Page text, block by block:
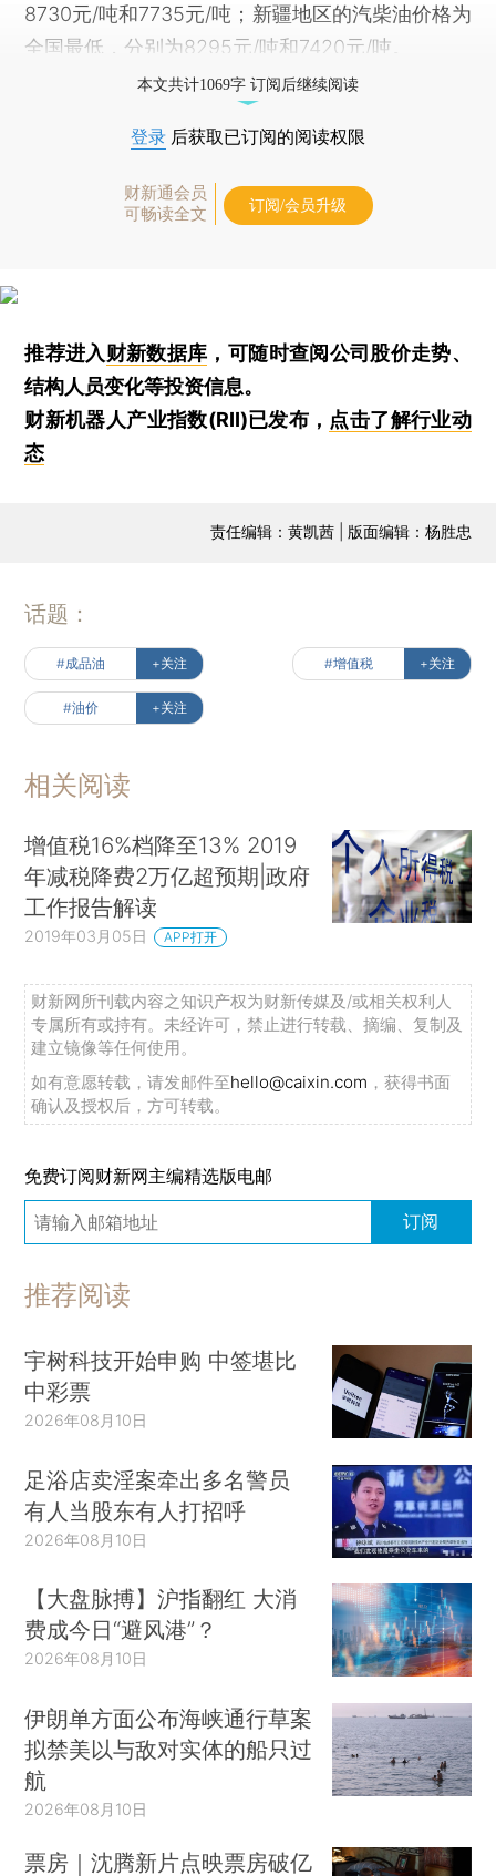
8730元/吨和7735元/吨；新疆地区的汽柴油价格为
全国最低，分别为8295元/吨和7420元/吨。
本文共计1069字 订阅后继续阅读
登录 后获取已订阅的阅读权限
财新通会员
可畅读全文
订阅/会员升级
推荐进入财新数据库 ，可随时查阅公司股价走势、
结构人员变化等投资信息。
财新机器人产业指数(RII)已发布， 点击了解行业动
态
责任编辑：黄凯茜 | 版面编辑：杨胜忠
话题：
#成品油 +关注 #增值税 +关注
#油价 +关注
相关阅读
增值税16%档降至13% 2019
年减税降费2万亿超预期|政府
工作报告解读
2019年03月05日 APP打开
财新网所刊载内容之知识产权为财新传媒及/或相关权利人
专属所有或持有。未经许可，禁止进行转载、摘编、复制及
建立镜像等任何使用。
如有意愿转载，请发邮件至hello@caixin.com ，获得书面
确认及授权后，方可转载。
免费订阅财新网主编精选版电邮
订阅
推荐阅读
宇树科技开始申购 中签堪比
中彩票
2026年08月10日
足浴店卖淫案牵出多名警员
有人当股东有人打招呼
2026年08月10日
【大盘脉搏】沪指翻红 大消
费成今日“避风港”？
2026年08月10日
伊朗单方面公布海峡通行草案
拟禁美以与敌对实体的船只过
航
2026年08月10日
票房｜沈腾新片点映票房破亿